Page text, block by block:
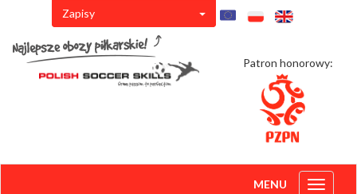
Zapisy
Patron honorowy:
Toggle
MENU